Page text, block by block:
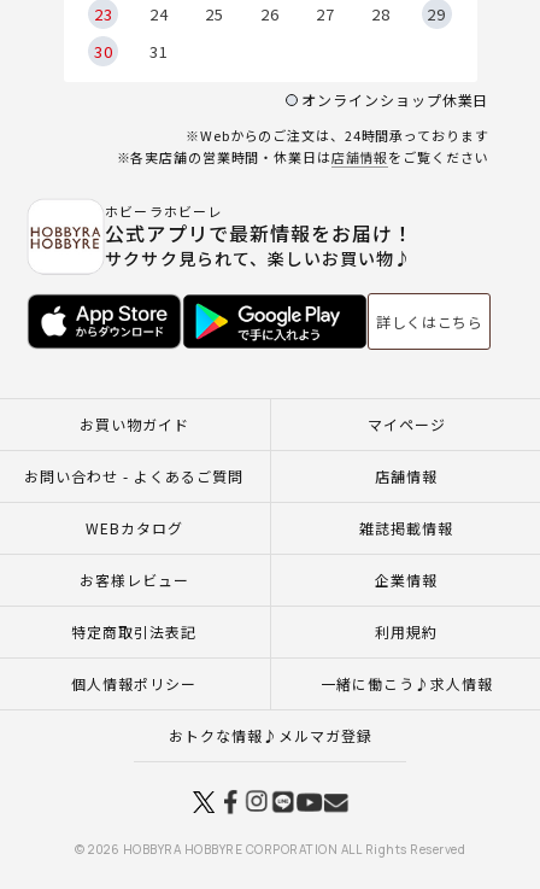
23
24 25 26 27 28
29
30
31
オンラインショップ休業日
※Webからのご注文は、24時間承っております
※各実店舗の営業時間・休業日は店舗情報をご覧ください
ホビーラホビーレ
公式アプリで最新情報をお届け！
サクサク見られて、楽しいお買い物♪
詳しくはこちら
お買い物ガイド マイページ
お問い合わせ - よくあるご質問 店舗情報
WEBカタログ 雑誌掲載情報
お客様レビュー 企業情報
特定商取引法表記 利用規約
個人情報ポリシー 一緒に働こう♪求人情報
おトクな情報♪メルマガ登録
© 2026 HOBBYRA HOBBYRE CORPORATION ALL Rights Reserved